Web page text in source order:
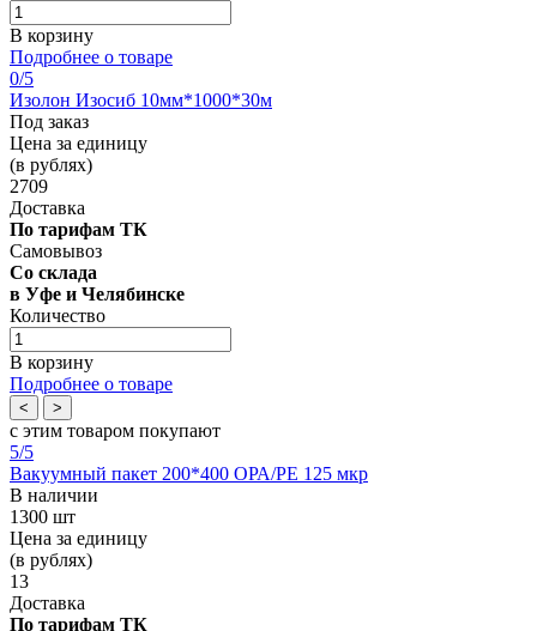
В корзину
Подробнее о товаре
0/5
Изолон Изосиб 10мм*1000*30м
Под заказ
Цена за единицу
(в рублях)
2709
Доставка
По тарифам ТК
Самовывоз
Со склада
в Уфе и Челябинске
Количество
В корзину
Подробнее о товаре
< >
с этим товаром покупают
5/5
Вакуумный пакет 200*400 OРА/РЕ 125 мкр
В наличии
1300 шт
Цена за единицу
(в рублях)
13
Доставка
По тарифам ТК